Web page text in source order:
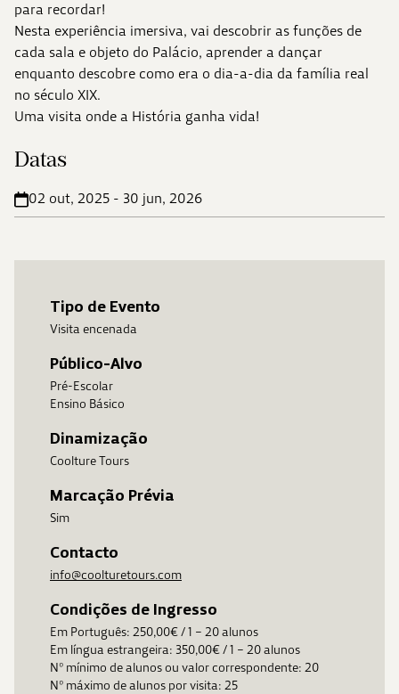
para recordar!
Nesta experiência imersiva, vai descobrir as funções de
cada sala e objeto do Palácio, aprender a dançar
enquanto descobre como era o dia-a-dia da família real
no século XIX.
Uma visita onde a História ganha vida!
Datas
02 out, 2025 - 30 jun, 2026
Tipo de Evento
Visita encenada
Público-Alvo
Pré-Escolar
Ensino Básico
Dinamização
Coolture Tours
Marcação Prévia
Sim
Contacto
info@coolturetours.com
Condições de Ingresso
Em Português: 250,00€ / 1 – 20 alunos
Em língua estrangeira: 350,00€ / 1 – 20 alunos
Nº mínimo de alunos ou valor correspondente: 20
Nº máximo de alunos por visita: 25